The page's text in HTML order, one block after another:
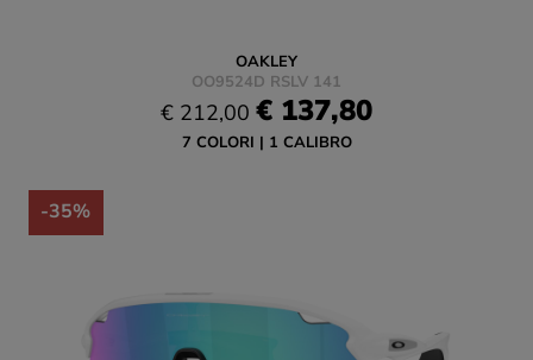
OAKLEY
OO9524D RSLV 141
€ 212,00 € 137,80
7 COLORI 1 CALIBRO
-35%